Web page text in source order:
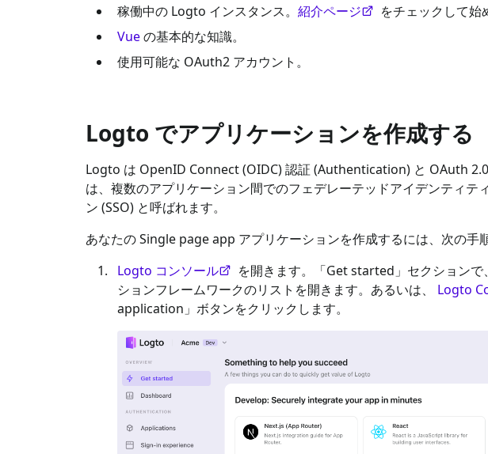
稼働中の Logto インスタンス。 紹介ページ
をチェックして始
Vueの基本的な知識。
使用可能な OAuth2 アカウント。
Logto でアプリケーションを作成する
Logto は OpenID Connect (OIDC) 認証 (Authentication) と OAuth
は、複数のアプリケーション間でのフェデレーテッドアイデンティ
ン (SSO) と呼ばれます。
あなたのSingle page app アプリケーションを作成するには、次の手
Logto コンソール
を開きます。「Get started」セクション
ションフレームワークのリストを開きます。あるいは、
Logto
application」ボタンをクリックします。